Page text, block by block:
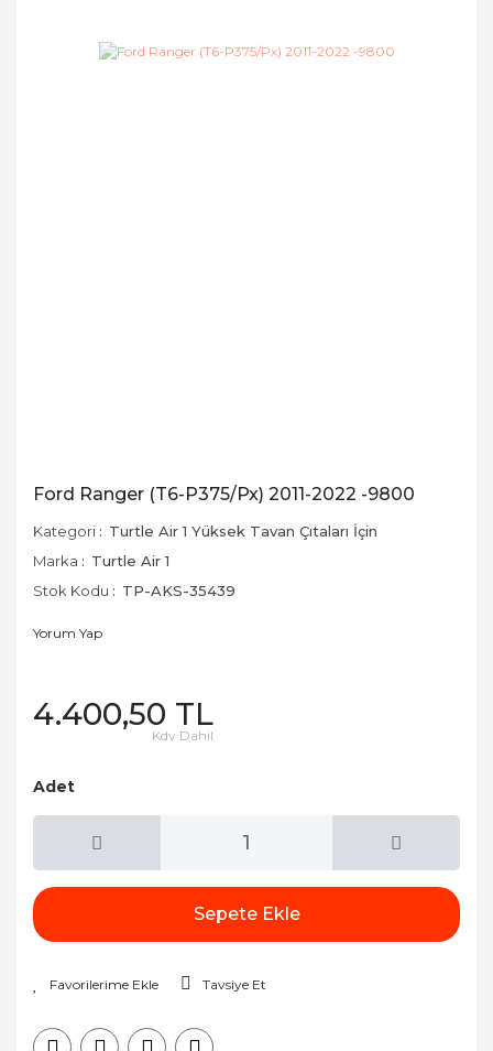
Ford Ranger (T6-P375/Px) 2011-2022 -9800
Kategori
Turtle Air 1 Yüksek Tavan Çıtaları İçin
Marka
Turtle Air 1
Stok Kodu
TP-AKS-35439
Yorum Yap
4.400,50 TL
Kdv Dahil
Adet
Sepete Ekle
Tavsiye Et